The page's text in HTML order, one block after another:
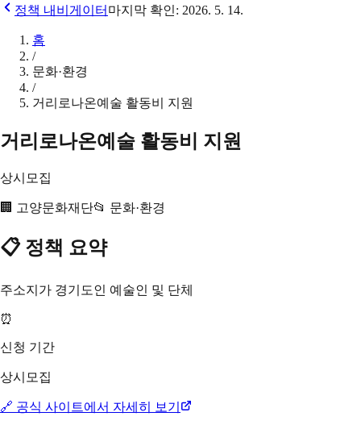
정책 내비게이터 마지막 확인: 2026. 5. 14.
홈
/
문화·환경
/
거리로나온예술 활동비 지원
거리로나온예술 활동비 지원
상시모집
🏢 고양문화재단📂 문화·환경
📋 정책 요약
주소지가 경기도인 예술인 및 단체
⏰
신청 기간
상시모집
🔗 공식 사이트에서 자세히 보기